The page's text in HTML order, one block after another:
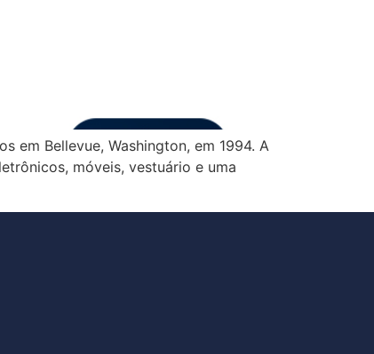
em Bellevue, Washington, em 1994. A
móveis, vestuário e uma